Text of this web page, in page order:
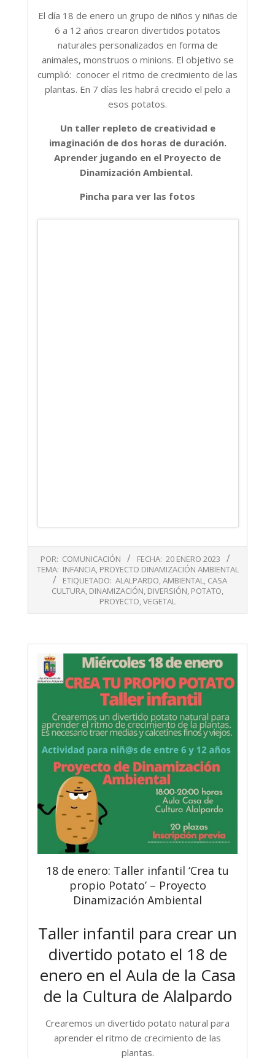
El día 18 de enero un grupo de niños y niñas de
6 a 12 años crearon divertidos potatos
naturales personalizados en forma de
animales, monstruos o minions. El objetivo se
cumplió: conocer el ritmo de crecimiento de las
plantas. En 7 días les habrá crecido el pelo a
esos potatos.
Un taller repleto de creatividad e
imaginación de dos horas de duración.
Aprender jugando en el Proyecto de
Dinamización Ambiental.
Pincha para ver las fotos
01-
POR: COMUNICACIÓN FECHA: 20 ENERO 2023
TEMA: INFANCIA, PROYECTO DINAMIZACIÓN AMBIENTAL
ETIQUETADO: ALALPARDO,AMBIENTAL, CASA
CULTURA, DINAMIZACIÓN, DIVERSIÓN, POTATO,
PROYECTO,VEGETAL
18 de enero: Taller infantil ‘Crea tu
propio Potato’ – Proyecto
Dinamización Ambiental
Taller infantil para crear un
divertido potato el 18 de
enero en el Aula de la Casa
de la Cultura de Alalpardo
Crearemos un divertido potato natural para
aprender el ritmo de crecimiento de las
plantas.